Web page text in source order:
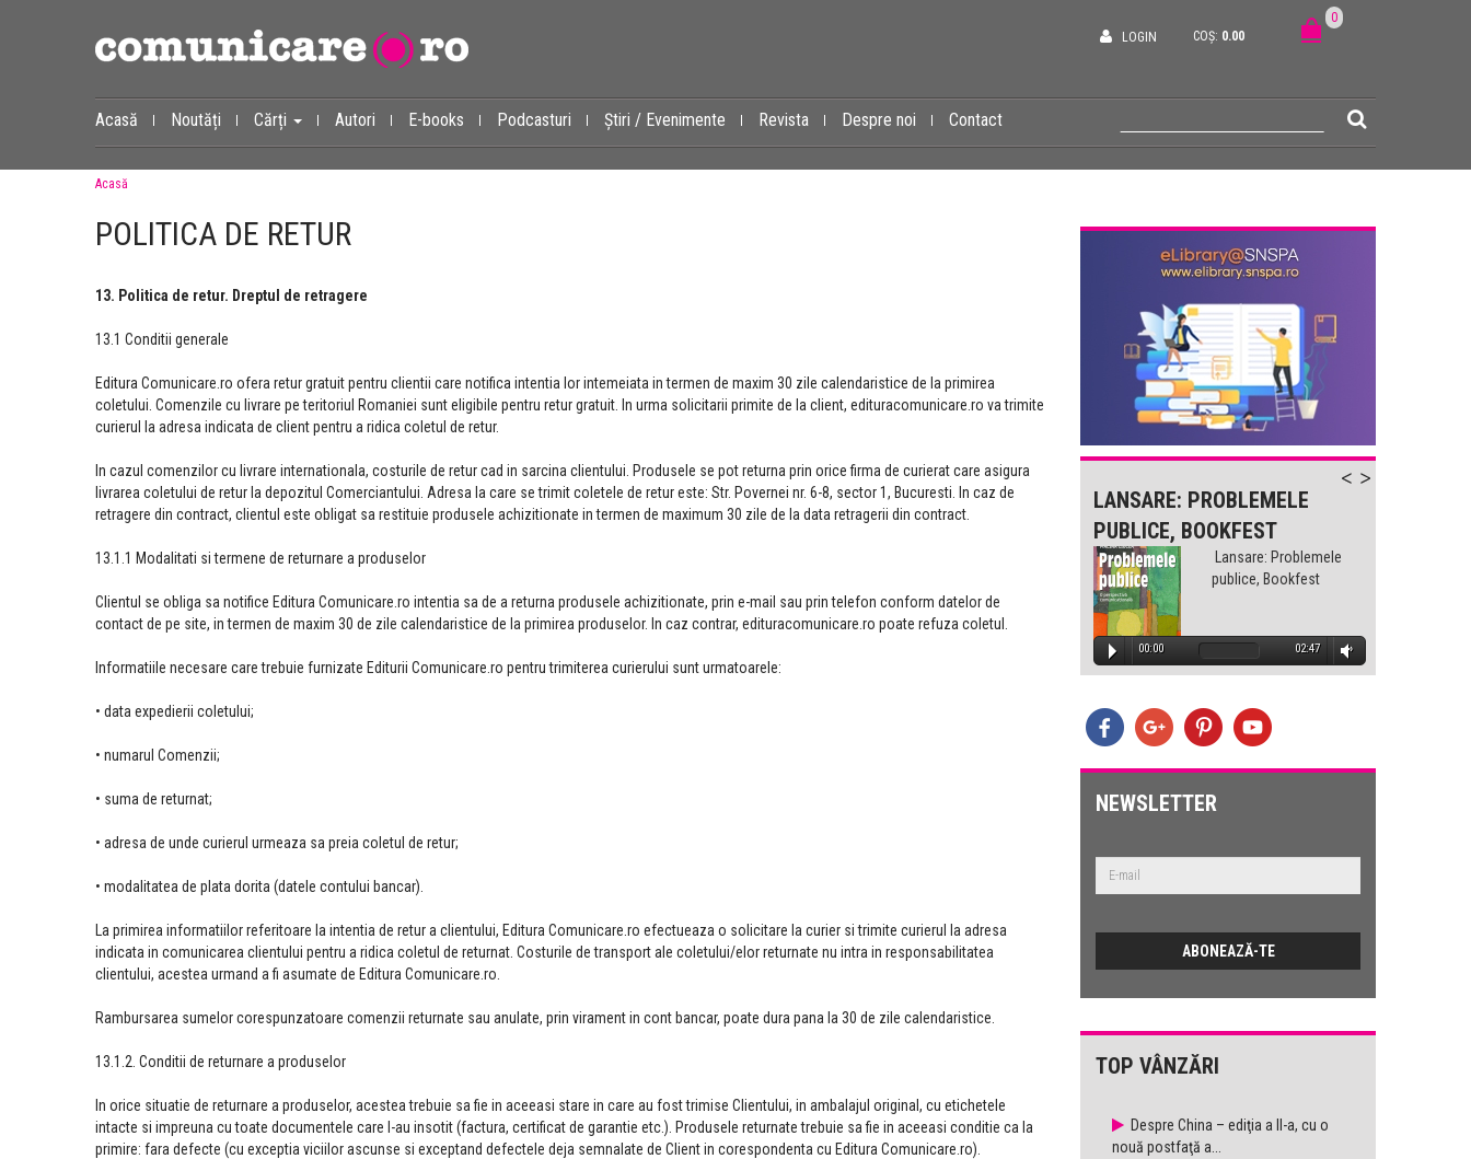
LOGIN COȘ: 0.00
0
Acasă Noutăți Cărți Autori E-books Podcasturi Știri / Evenimente Revista Despre noi Contact
Acasă
POLITICA DE RETUR
13. Politica de retur. Dreptul de retragere
13.1 Conditii generale
Editura Comunicare.ro ofera retur gratuit pentru clientii care notifica intentia lor intemeiata in termen de maxim 30 zile calendaristice de la primirea
coletului. Comenzile cu livrare pe teritoriul Romaniei sunt eligibile pentru retur gratuit. In urma solicitarii primite de la client, edituracomunicare.ro va trimite
curierul la adresa indicata de client pentru a ridica coletul de retur.
In cazul comenzilor cu livrare internationala, costurile de retur cad in sarcina clientului. Produsele se pot returna prin orice firma de curierat care asigura
livrarea coletului de retur la depozitul Comerciantului. Adresa la care se trimit coletele de retur este: Str. Povernei nr. 6-8, sector 1, Bucuresti. In caz de
retragere din contract, clientul este obligat sa restituie produsele achizitionate in termen de maximum 30 zile de la data retragerii din contract.
13.1.1 Modalitati si termene de returnare a produselor
Clientul se obliga sa notifice Editura Comunicare.ro intentia sa de a returna produsele achizitionate, prin e-mail sau prin telefon conform datelor de
contact de pe site, in termen de maxim 30 de zile calendaristice de la primirea produselor. In caz contrar, edituracomunicare.ro poate refuza coletul.
Informatiile necesare care trebuie furnizate Editurii Comunicare.ro pentru trimiterea curierului sunt urmatoarele:
• data expedierii coletului;
• numarul Comenzii;
• suma de returnat;
• adresa de unde curierul urmeaza sa preia coletul de retur;
• modalitatea de plata dorita (datele contului bancar).
La primirea informatiilor referitoare la intentia de retur a clientului, Editura Comunicare.ro efectueaza o solicitare la curier si trimite curierul la adresa
indicata in comunicarea clientului pentru a ridica coletul de returnat. Costurile de transport ale coletului/elor returnate nu intra in responsabilitatea
clientului, acestea urmand a fi asumate de Editura Comunicare.ro.
Rambursarea sumelor corespunzatoare comenzii returnate sau anulate, prin virament in cont bancar, poate dura pana la 30 de zile calendaristice.
13.1.2. Conditii de returnare a produselor
In orice situatie de returnare a produselor, acestea trebuie sa fie in aceeasi stare in care au fost trimise Clientului, in ambalajul original, cu etichetele
intacte si impreuna cu toate documentele care l-au insotit (factura, certificat de garantie etc.). Produsele returnate trebuie sa fie in aceeasi conditie ca la
primire: fara defecte (cu exceptia viciilor ascunse si exceptand defectele deja semnalate de Client in corespondenta cu Editura Comunicare.ro).
PROBLEMELE PUBLICE -
LANSARE BOOKFEST
LANSARE: PROBLEMELE
PUBLICE, BOOKFEST
Lansare: Problemele
publice, Bookfest
00:00 02:47
NEWSLETTER
TOP VÂNZĂRI
Despre China – ediţia a II-a, cu o
nouă postfaţă a...